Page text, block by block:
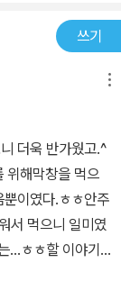
는 못해도 경험 쌓
등감을 갖고 겁먹
니까 겁먹지 말
쓰기
더욱 반가웠고.^
위해막창을 먹으
이였다.ㅎㅎ안주
서 먹으니 일미였
...ㅎㅎ할 이야기